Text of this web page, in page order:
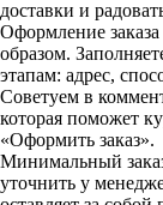
доставки и
Оформление
образом.
этапам: адрес,
Советуем в
которая поможет
«Оформить заказ».
Минимальный
уточнить у